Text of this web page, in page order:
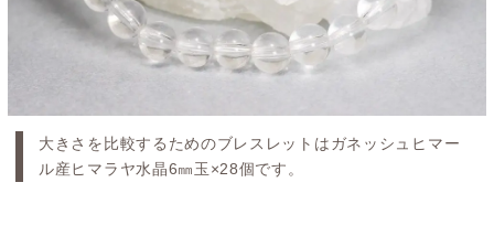
大きさを比較するためのブレスレットはガネッシュヒマー
ル産ヒマラヤ水晶6㎜玉×28個です。